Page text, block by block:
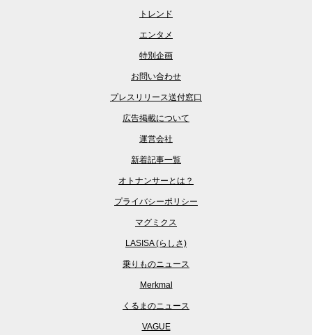
トレンド
エンタメ
特別企画
お問い合わせ
プレスリリース送付窓口
広告掲載について
運営会社
新着記事一覧
オトナンサーとは？
プライバシーポリシー
マグミクス
LASISA (らしさ)
乗りものニュース
Merkmal
くるまのニュース
VAGUE